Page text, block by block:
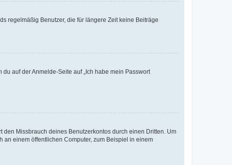
regelmäßig Benutzer, die für längere Zeit keine Beiträge
auf der Anmelde-Seite auf „Ich habe mein Passwort
Missbrauch deines Benutzerkontos durch einen Dritten. Um
an einem öffentlichen Computer, zum Beispiel in einem